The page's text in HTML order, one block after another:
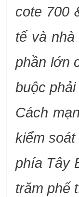
cote 700
tế và
phần lớn
buộc
Cách
kiểm
phía Tây
trăm phế